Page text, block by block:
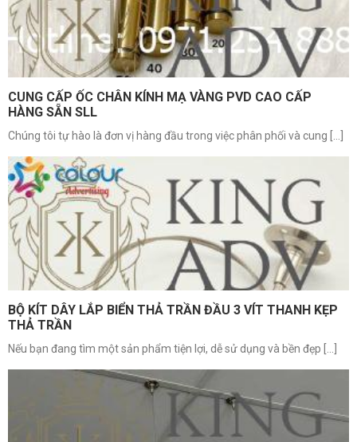
CUNG CẤP ỐC CHÂN KÍNH MẠ VÀNG PVD CAO CẤP
HÀNG SẴN SLL
Chúng tôi tự hào là đơn vị hàng đầu trong việc phân phối và cung [...]
BỘ KÍT DÂY LẮP BIỂN THẢ TRẦN ĐẦU 3 VÍT THANH KẸP
THẢ TRẦN
Nếu bạn đang tìm một sản phẩm tiện lợi, dễ sử dụng và bền đẹp [...]